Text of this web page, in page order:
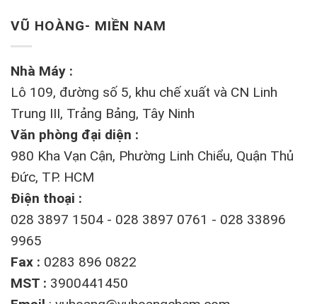
VŨ HOÀNG- MIỀN NAM
Nhà Máy :
Lô 109, đường số 5, khu chế xuất và CN Linh
Trung III, Trảng Bảng, Tây Ninh
Văn phòng đại diện :
980 Kha Vạn Cận, Phường Linh Chiểu, Quận Thủ
Đức, TP. HCM
Điện thoại :
028 3897 1504 - 028 3897 0761 - 028 33896
9965
Fax : 0283 896 0822
MST : 3900441450